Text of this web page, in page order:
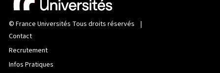
© France Universités Tous droits réservés |
Contact
Recrutement
Infos Pratiques